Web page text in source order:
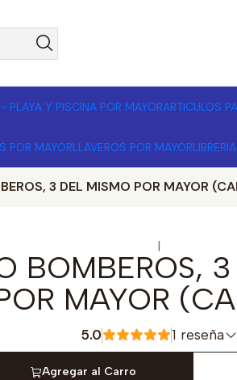
PLAYA Y PISCINA POR MAYORARTICULOS
POR MAYORLLAVEROS POR MAYOR
3 DEL MISMO POR MAYOR
|
BOMBEROS,
MAYOR
5.0 1 reseña
Agregar al Carro